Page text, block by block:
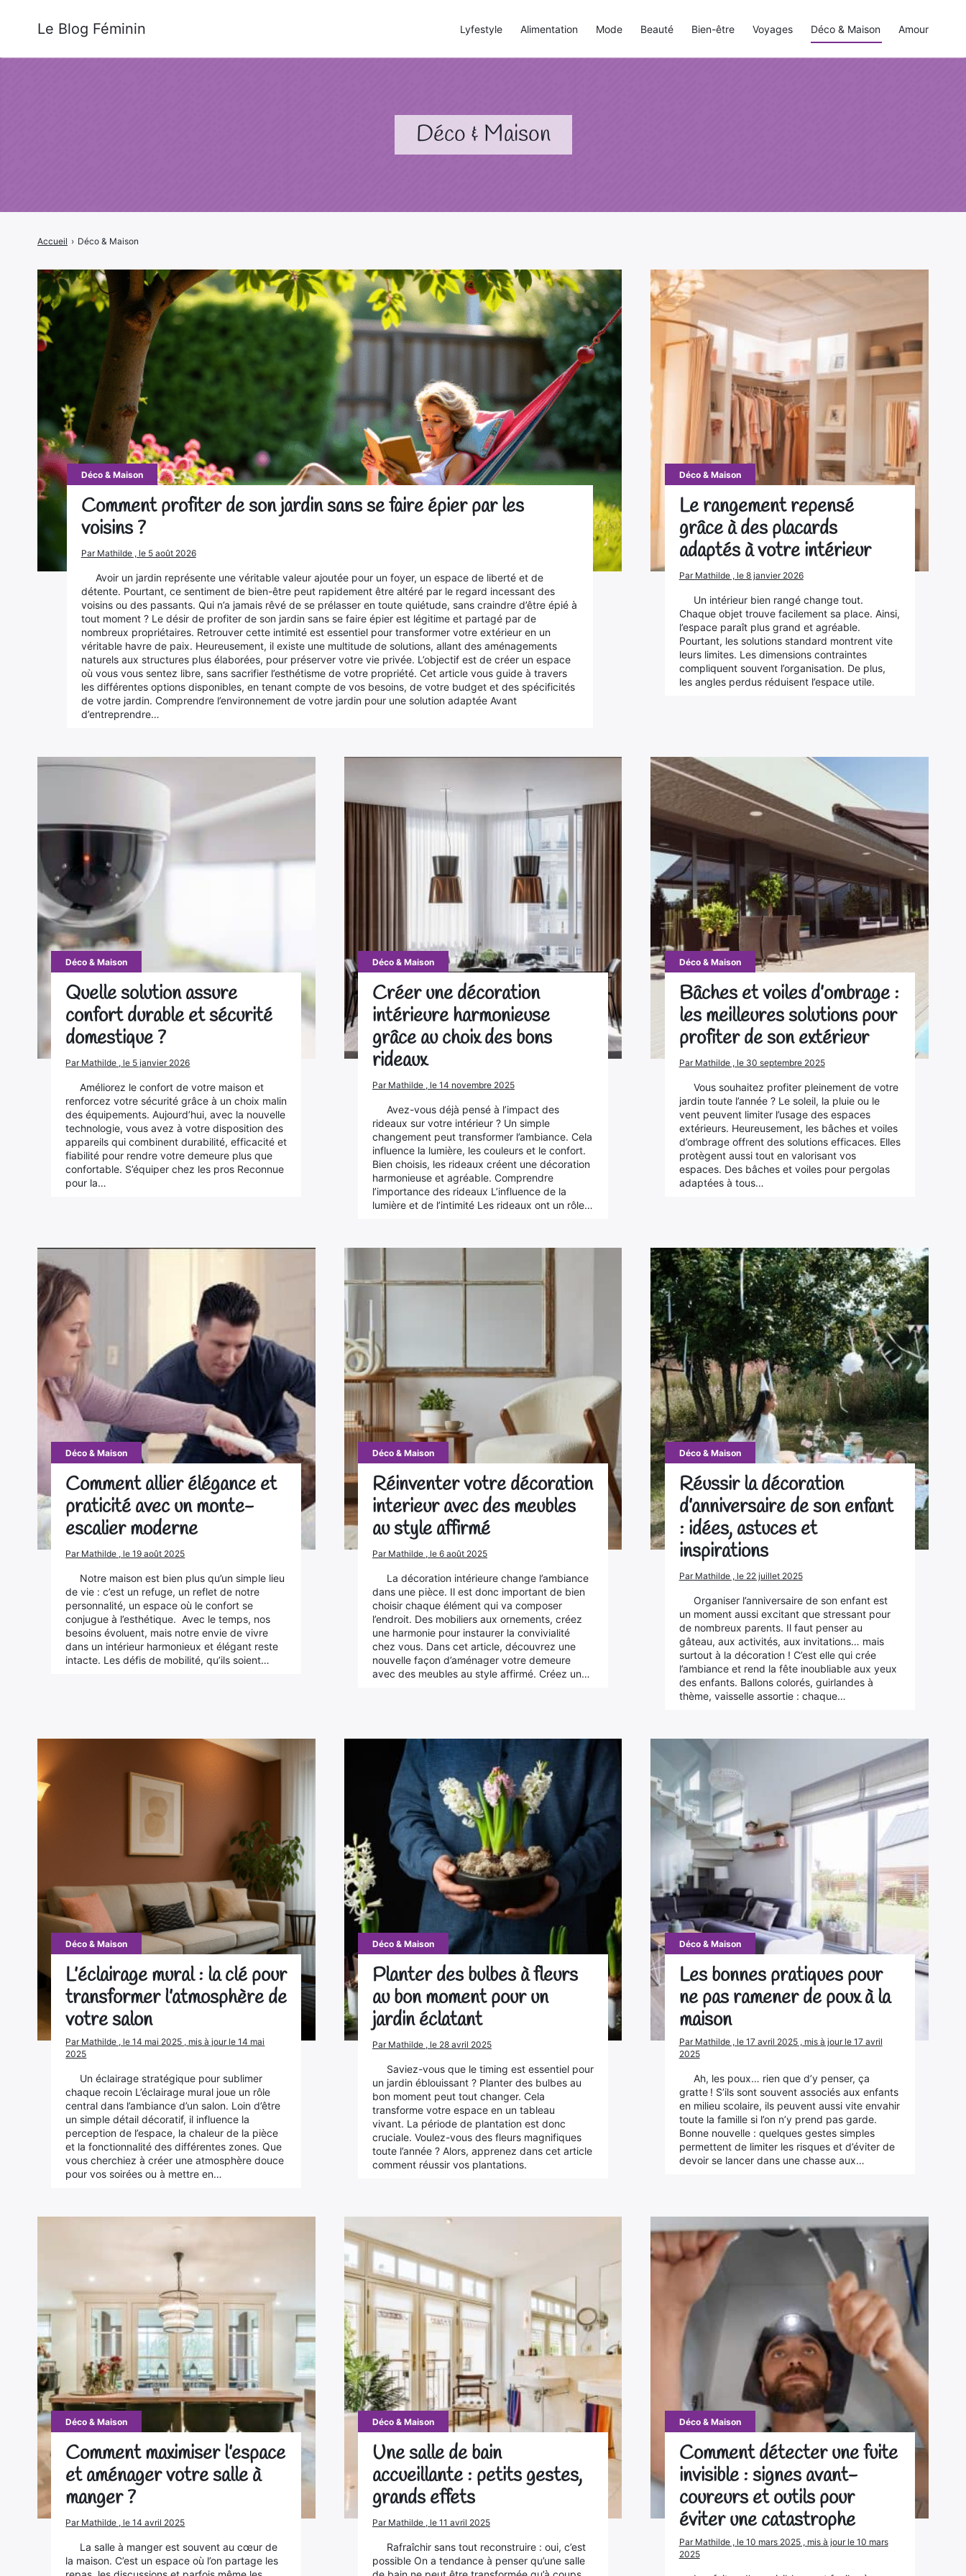
Déco & Maison
Accueil › Déco & Maison
Déco & Maison
Comment profiter de son jardin sans se faire épier par les
voisins ?
Par Mathilde , le 5 août 2026
Avoir un jardin représente une véritable valeur ajoutée pour un foyer, un espace de liberté et de
détente. Pourtant, ce sentiment de bien-être peut rapidement être altéré par le regard incessant des
voisins ou des passants. Qui n’a jamais rêvé de se prélasser en toute quiétude, sans craindre d’être épié à
tout moment ? Le désir de profiter de son jardin sans se faire épier est légitime et partagé par de
nombreux propriétaires. Retrouver cette intimité est essentiel pour transformer votre extérieur en un
véritable havre de paix. Heureusement, il existe une multitude de solutions, allant des aménagements
naturels aux structures plus élaborées, pour préserver votre vie privée. L’objectif est de créer un espace
où vous vous sentez libre, sans sacrifier l’esthétisme de votre propriété. Cet article vous guide à travers
les différentes options disponibles, en tenant compte de vos besoins, de votre budget et des spécificités
de votre jardin. Comprendre l’environnement de votre jardin pour une solution adaptée Avant
d’entreprendre…
Déco & Maison
Le rangement repensé
grâce à des placards
adaptés à votre intérieur
Par Mathilde , le 8 janvier 2026
Un intérieur bien rangé change tout.
Chaque objet trouve facilement sa place. Ainsi,
l’espace paraît plus grand et agréable.
Pourtant, les solutions standard montrent vite
leurs limites. Les dimensions contraintes
compliquent souvent l’organisation. De plus,
les angles perdus réduisent l’espace utile.
Déco & Maison
Quelle solution assure
confort durable et sécurité
domestique ?
Par Mathilde , le 5 janvier 2026
Améliorez le confort de votre maison et
renforcez votre sécurité grâce à un choix malin
des équipements. Aujourd’hui, avec la nouvelle
technologie, vous avez à votre disposition des
appareils qui combinent durabilité, efficacité et
fiabilité pour rendre votre demeure plus que
confortable. S’équiper chez les pros Reconnue
pour la…
Déco & Maison
Créer une décoration
intérieure harmonieuse
grâce au choix des bons
rideaux
Par Mathilde , le 14 novembre 2025
Avez-vous déjà pensé à l’impact des
rideaux sur votre intérieur ? Un simple
changement peut transformer l’ambiance. Cela
influence la lumière, les couleurs et le confort.
Bien choisis, les rideaux créent une décoration
harmonieuse et agréable. Comprendre
l’importance des rideaux L’influence de la
lumière et de l’intimité Les rideaux ont un rôle…
Déco & Maison
Bâches et voiles d’ombrage :
les meilleures solutions pour
profiter de son extérieur
Par Mathilde , le 30 septembre 2025
Vous souhaitez profiter pleinement de votre
jardin toute l’année ? Le soleil, la pluie ou le
vent peuvent limiter l’usage des espaces
extérieurs. Heureusement, les bâches et voiles
d’ombrage offrent des solutions efficaces. Elles
protègent aussi tout en valorisant vos
espaces. Des bâches et voiles pour pergolas
adaptées à tous…
Déco & Maison
Comment allier élégance et
praticité avec un monte-
escalier moderne
Par Mathilde , le 19 août 2025
Notre maison est bien plus qu’un simple lieu
de vie : c’est un refuge, un reflet de notre
personnalité, un espace où le confort se
conjugue à l’esthétique. Avec le temps, nos
besoins évoluent, mais notre envie de vivre
dans un intérieur harmonieux et élégant reste
intacte. Les défis de mobilité, qu’ils soient…
Déco & Maison
Réinventer votre décoration
interieur avec des meubles
au style affirmé
Par Mathilde , le 6 août 2025
La décoration intérieure change l’ambiance
dans une pièce. Il est donc important de bien
choisir chaque élément qui va composer
l’endroit. Des mobiliers aux ornements, créez
une harmonie pour instaurer la convivialité
chez vous. Dans cet article, découvrez une
nouvelle façon d’aménager votre demeure
avec des meubles au style affirmé. Créez un…
Déco & Maison
Réussir la décoration
d’anniversaire de son enfant
: idées, astuces et
inspirations
Par Mathilde , le 22 juillet 2025
Organiser l’anniversaire de son enfant est
un moment aussi excitant que stressant pour
de nombreux parents. Il faut penser au
gâteau, aux activités, aux invitations… mais
surtout à la décoration ! C’est elle qui crée
l’ambiance et rend la fête inoubliable aux yeux
des enfants. Ballons colorés, guirlandes à
thème, vaisselle assortie : chaque…
Déco & Maison
L’éclairage mural : la clé pour
transformer l’atmosphère de
votre salon
Par Mathilde , le 14 mai 2025 , mis à jour le 14 mai
2025
Un éclairage stratégique pour sublimer
chaque recoin L’éclairage mural joue un rôle
central dans l’ambiance d’un salon. Loin d’être
un simple détail décoratif, il influence la
perception de l’espace, la chaleur de la pièce
et la fonctionnalité des différentes zones. Que
vous cherchiez à créer une atmosphère douce
pour vos soirées ou à mettre en…
Déco & Maison
Planter des bulbes à fleurs
au bon moment pour un
jardin éclatant
Par Mathilde , le 28 avril 2025
Saviez-vous que le timing est essentiel pour
un jardin éblouissant ? Planter des bulbes au
bon moment peut tout changer. Cela
transforme votre espace en un tableau
vivant. La période de plantation est donc
cruciale. Voulez-vous des fleurs magnifiques
toute l’année ? Alors, apprenez dans cet article
comment réussir vos plantations.
Déco & Maison
Les bonnes pratiques pour
ne pas ramener de poux à la
maison
Par Mathilde , le 17 avril 2025 , mis à jour le 17 avril
2025
Ah, les poux… rien que d’y penser, ça
gratte ! S’ils sont souvent associés aux enfants
en milieu scolaire, ils peuvent aussi vite envahir
toute la famille si l’on n’y prend pas garde.
Bonne nouvelle : quelques gestes simples
permettent de limiter les risques et d’éviter de
devoir se lancer dans une chasse aux…
Déco & Maison
Comment maximiser l’espace
et aménager votre salle à
manger ?
Par Mathilde , le 14 avril 2025
La salle à manger est souvent au cœur de
la maison. C’est un espace où l’on partage les
Déco & Maison
Une salle de bain
accueillante : petits gestes,
grands effets
Par Mathilde , le 11 avril 2025
Rafraîchir sans tout reconstruire : oui, c’est
possible On a tendance à penser qu’une salle
Déco & Maison
Comment détecter une fuite
invisible : signes avant-
coureurs et outils pour
éviter une catastrophe
Par Mathilde , le 10 mars 2025 , mis à jour le 10 mars
2025
Le Blog Féminin Lyfestyle Alimentation Mode Beauté Bien-être Voyages Déco & Maison Amour